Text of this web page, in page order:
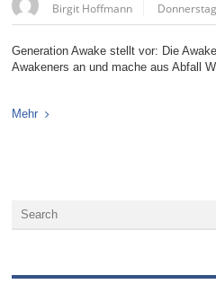
Birgit Hoffmann
Generation Awake stellt vor: Die
Awakeners an und mache aus Abfall
Mehr